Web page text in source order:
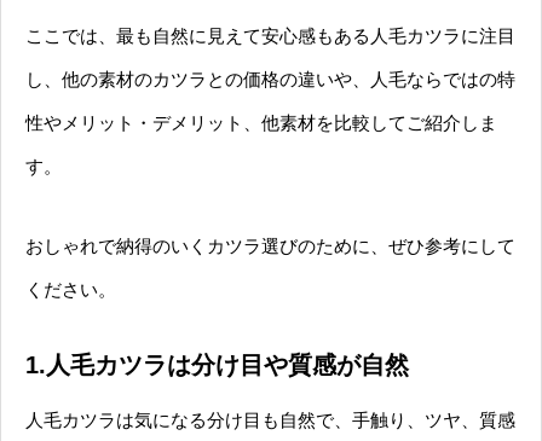
ここでは、最も自然に見えて安心感もある人毛カツラに注目
し、他の素材のカツラとの価格の違いや、人毛ならではの特
性やメリット・デメリット、他素材を比較してご紹介しま
す。
おしゃれで納得のいくカツラ選びのために、ぜひ参考にして
ください。
1.人毛カツラは分け目や質感が自然
人毛カツラは気になる分け目も自然で、手触り、ツヤ、質感